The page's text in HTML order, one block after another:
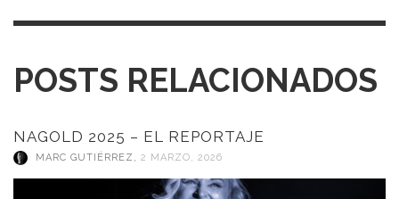
POSTS RELACIONADOS
NAGOLD 2025 – EL REPORTAJE
MARC GUTIÉRREZ , 2 MARZO, 2026